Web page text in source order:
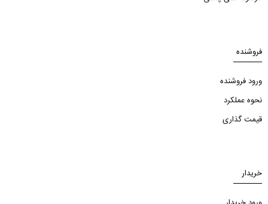
فروشنده
ورود فروشنده
نحوه عملکرد
قیمت گذاری
خریدار